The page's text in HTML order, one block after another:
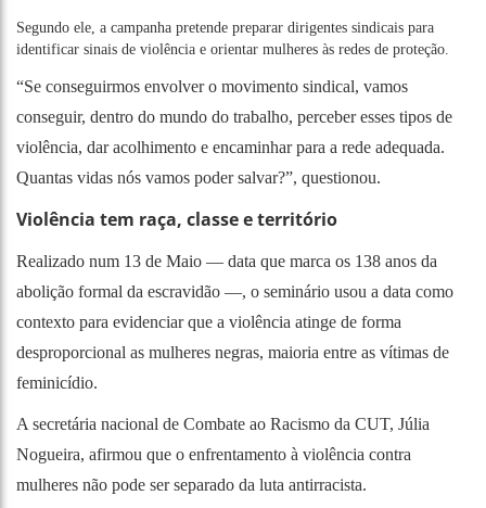
Segundo ele, a campanha pretende preparar dirigentes sindicais para
identificar sinais de violência e orientar mulheres às redes de proteção.
“Se conseguirmos envolver o movimento sindical, vamos
conseguir, dentro do mundo do trabalho, perceber esses tipos de
violência, dar acolhimento e encaminhar para a rede adequada.
Quantas vidas nós vamos poder salvar?”, questionou.
Violência tem raça, classe e território
Realizado num 13 de Maio — data que marca os 138 anos da
abolição formal da escravidão —, o seminário usou a data como
contexto para evidenciar que a violência atinge de forma
desproporcional as mulheres negras, maioria entre as vítimas de
feminicídio.
A secretária nacional de Combate ao Racismo da CUT, Júlia
Nogueira, afirmou que o enfrentamento à violência contra
mulheres não pode ser separado da luta antirracista.